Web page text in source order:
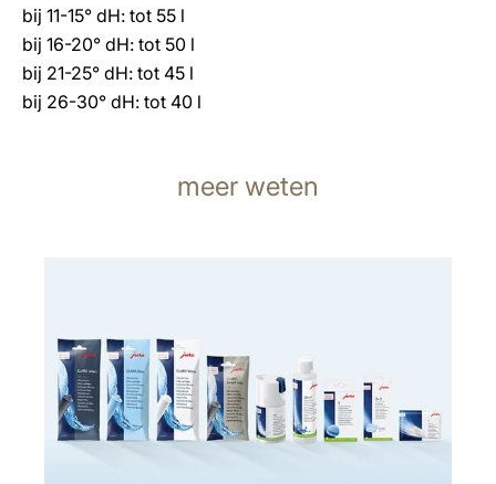
bij 11-15° dH: tot 55 l
bij 16-20° dH: tot 50 l
bij 21-25° dH: tot 45 l
bij 26-30° dH: tot 40 l
meer weten